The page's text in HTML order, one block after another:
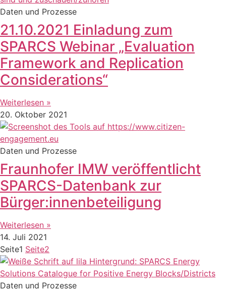
Daten und Prozesse
21.10.2021 Einladung zum
SPARCS Webinar „Evaluation
Framework and Replication
Considerations“
Weiterlesen »
20. Oktober 2021
Daten und Prozesse
Fraunhofer IMW veröffentlicht
SPARCS-Datenbank zur
Bürger:innenbeteiligung
Weiterlesen »
14. Juli 2021
Seite1 Seite2
Daten und Prozesse